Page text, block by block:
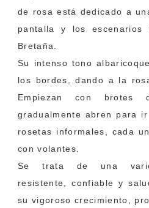
de rosa está dedicado a
pantalla y los escenarios
Bretaña.
Su intenso tono
los bordes, dando a la
Empiezan con
gradualmente abren para
rosetas informales, cada
con volantes.
Se trata de una
resistente, confiable y
su vigoroso crecimiento,